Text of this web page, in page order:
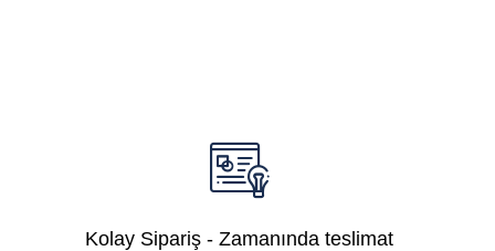
Kolay Sipariş - Zamanında teslimat